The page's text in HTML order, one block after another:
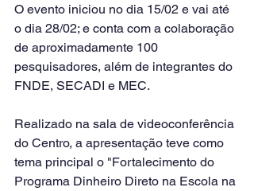
O evento iniciou no dia 15/02 e vai até
o dia 28/02; e conta com a colaboração
de aproximadamente 100
pesquisadores, além de integrantes do
FNDE, SECADI e MEC.
Realizado na sala de videoconferência
do Centro, a apresentação teve como
tema principal o "Fortalecimento do
Programa Dinheiro Direto na Escola na